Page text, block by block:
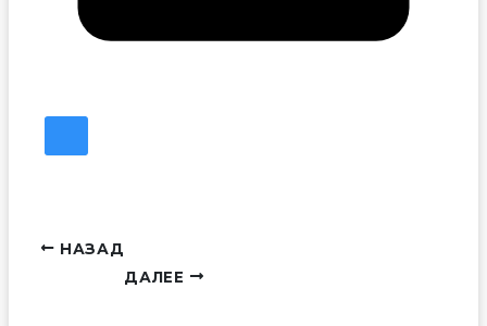
НАЗАД
ДАЛЕЕ